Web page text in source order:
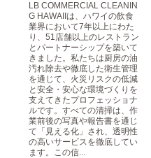
LB COMMERCIAL CLEANIN
G HAWAIIは、ハワイの飲食
業界において7年以上にわた
り、51店舗以上のレストラン
とパートナーシップを築いて
きました。私たちは厨房の油
汚れ除去や徹底した衛生管理
を通じて、火災リスクの低減
と安全・安心な環境づくりを
支えてきたプロフェッショナ
ルです。すべての清掃は、作
業前後の写真や報告書を通じ
て「見える化」され、透明性
の高いサービスを徹底してい
ます。この信...